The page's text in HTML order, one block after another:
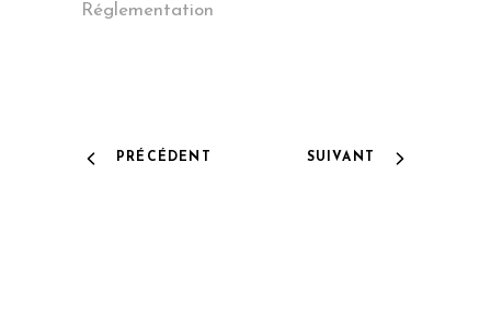
Réglementation
PRÉCÉDENT SUIVANT